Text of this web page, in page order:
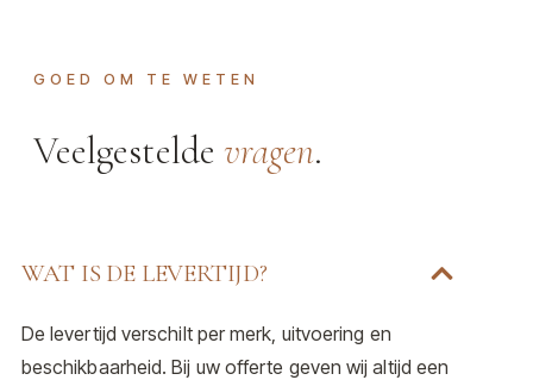
GOED OM TE WETEN
Veelgestelde vragen.
WAT IS DE LEVERTIJD?
De levertijd verschilt per merk, uitvoering en
beschikbaarheid. Bij uw offerte geven wij altijd een